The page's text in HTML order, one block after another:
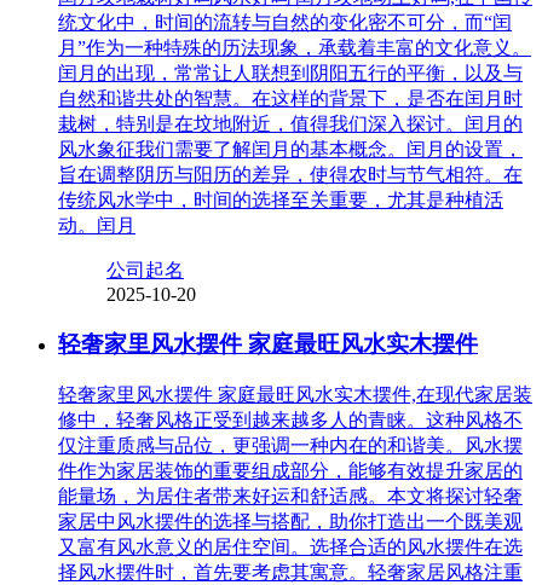
统文化中，时间的流转与自然的变化密不可分，而“闰
月”作为一种特殊的历法现象，承载着丰富的文化意义。
闰月的出现，常常让人联想到阴阳五行的平衡，以及与
自然和谐共处的智慧。在这样的背景下，是否在闰月时
栽树，特别是在坟地附近，值得我们深入探讨。闰月的
风水象征我们需要了解闰月的基本概念。闰月的设置，
旨在调整阴历与阳历的差异，使得农时与节气相符。在
传统风水学中，时间的选择至关重要，尤其是种植活
动。闰月
公司起名
2025-10-20
轻奢家里风水摆件 家庭最旺风水实木摆件
轻奢家里风水摆件 家庭最旺风水实木摆件,在现代家居装
修中，轻奢风格正受到越来越多人的青睐。这种风格不
仅注重质感与品位，更强调一种内在的和谐美。风水摆
件作为家居装饰的重要组成部分，能够有效提升家居的
能量场，为居住者带来好运和舒适感。本文将探讨轻奢
家居中风水摆件的选择与搭配，助你打造出一个既美观
又富有风水意义的居住空间。选择合适的风水摆件在选
择风水摆件时，首先要考虑其寓意。轻奢家居风格注重